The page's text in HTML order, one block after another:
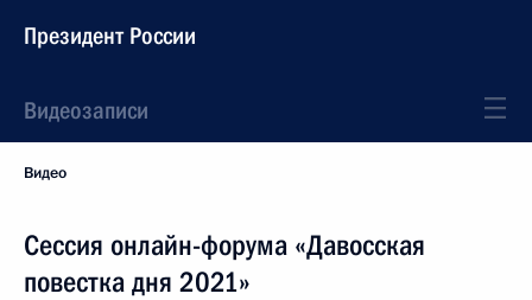
Президент России
Видеозаписи
Видео
Сессия онлайн-форума «Давосская
повестка дня 2021»